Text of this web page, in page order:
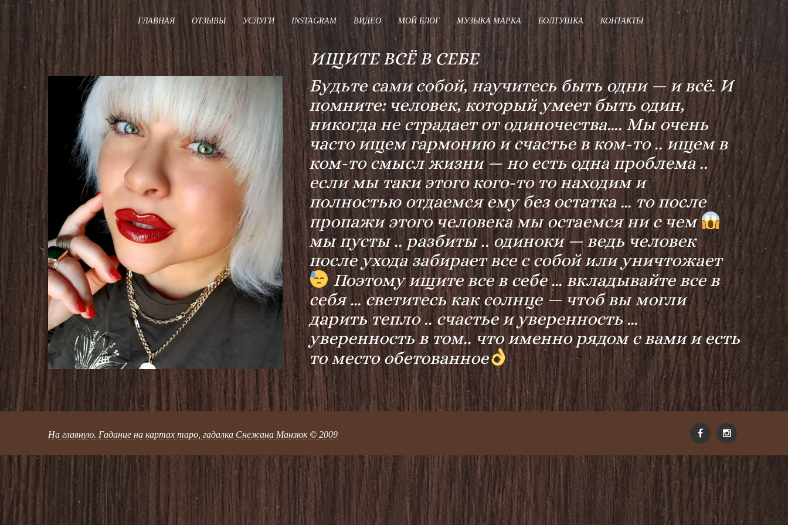
ГЛАВНАЯ ОТЗЫВЫ УСЛУГИ INSTAGRAM ВИДЕО МОЙ БЛОГ МУЗЫКА МАРКА БОЛТУШКА КОНТАКТЫ
ИЩИТЕ ВСЁ В СЕБЕ
Будьте сами собой, научитесь быть одни — и всё. И
помните: человек, который умеет быть один,
никогда не страдает от одиночества…. Мы очень
часто ищем гармонию и счастье в ком-то .. ищем в
ком-то смысл жизни — но есть одна проблема ..
если мы таки этого кого-то то находим и
полностью отдаемся ему без остатка … то после
пропажи этого человека мы остаемся ни с чем
мы пусты .. разбиты .. одиноки — ведь человек
после ухода забирает все с собой или уничтожает
Поэтому ищите все в себе … вкладывайте все в
себя … светитесь как солнце — чтоб вы могли
дарить тепло .. счастье и уверенность …
уверенность в том.. что именно рядом с вами и есть
то место обетованное
На главную. Гадание на картах таро, гадалка Снежана Манзюк © 2009